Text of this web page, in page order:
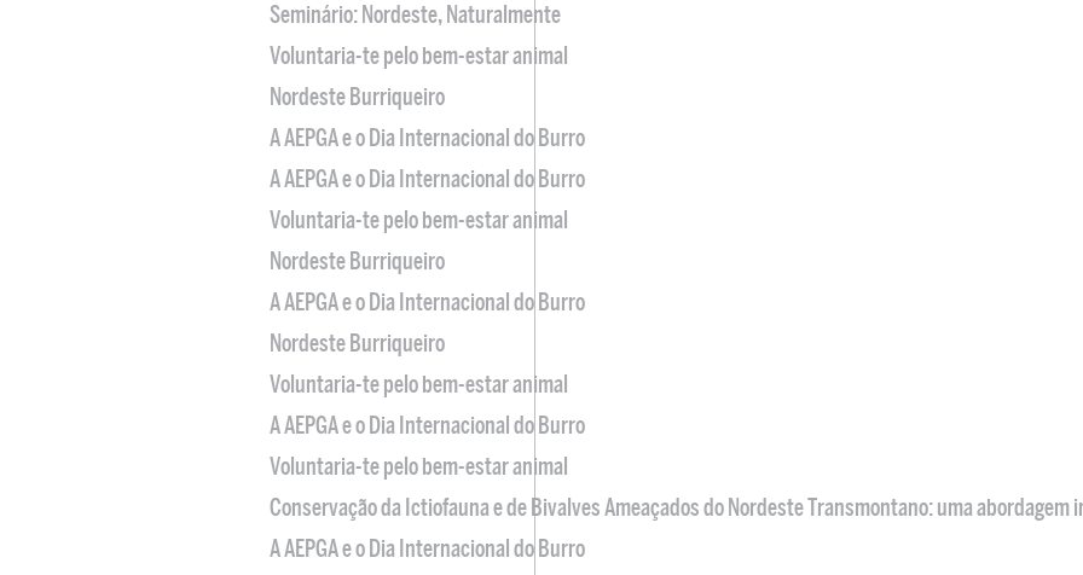
Seminário: Nordeste, Naturalmente
Voluntaria-te pelo bem-estar animal
Nordeste Burriqueiro
A AEPGA e o Dia Internacional do Burro
A AEPGA e o Dia Internacional do Burro
Voluntaria-te pelo bem-estar animal
Nordeste Burriqueiro
A AEPGA e o Dia Internacional do Burro
Nordeste Burriqueiro
Voluntaria-te pelo bem-estar animal
A AEPGA e o Dia Internacional do Burro
Voluntaria-te pelo bem-estar animal
Conservação da Ictiofauna e de Bivalves Ameaçados do Nordeste Transmontano: uma abordagem
A AEPGA e o Dia Internacional do Burro